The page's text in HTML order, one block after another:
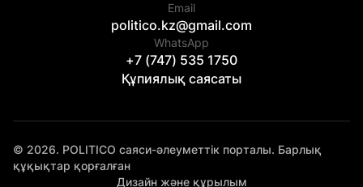
Email
politico.kz@gmail.com
WhatsApp
+7 (747) 535 1750
Құпиялық саясаты
© 2026. POLITICO саяси-әлеуметтік порталы. Барлық
құқықтар қорғалған
Дизайн және құрылым